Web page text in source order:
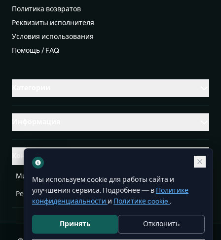
Политика возвратов
Реквизиты исполнителя
Условия использования
Помощь / FAQ
Контакты
Михаленко Руслан Леонидович, УНП ЕА3732804
Республика Беларусь info@doit.by
Мы используем cookie для работы сайта и
улучшения сервиса. Подробнее — в Политике
конфиденциальности и Политике cookie.
Принять Отклонить